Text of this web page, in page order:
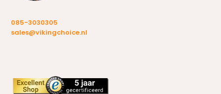
085-3030305
sales@vikingchoice.nl